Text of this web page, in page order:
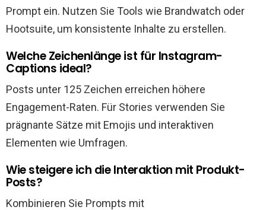
Prompt ein. Nutzen Sie Tools wie Brandwatch oder
Hootsuite, um konsistente Inhalte zu erstellen.
Welche Zeichenlänge ist für Instagram-
Captions ideal?
Posts unter 125 Zeichen erreichen höhere
Engagement-Raten. Für Stories verwenden Sie
prägnante Sätze mit Emojis und interaktiven
Elementen wie Umfragen.
Wie steigere ich die Interaktion mit Produkt-
Posts?
Kombinieren Sie Prompts mit